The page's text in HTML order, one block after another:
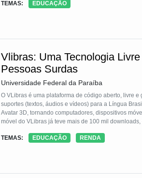
informativo para pais e cuidadores e o jogo
TEMAS: EDUCAÇÃO
Vlibras: Uma Tecnologia
Pessoas Surdas
Universidade Federal da Paraíba
O VLibras é uma plataforma de código aberto, livre
suportes (textos, áudios e vídeos) para a Língua
Avatar 3D, tornando computadores, dispositivos
móvel do VLibras já teve mais de 100 mil
TEMAS:
EDUCAÇÃO RENDA